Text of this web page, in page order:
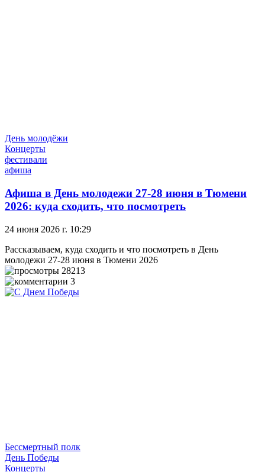
День молодёжи
Концерты
фестивали
афиша
Афиша в День молодежи 27-28 июня в Тюмени
2026: куда сходить, что посмотреть
24 июня 2026 г. 10:29
Рассказываем, куда сходить и что посмотреть в День
молодежи 27-28 июня в Тюмени 2026
28213
3
Бессмертный полк
День Победы
Концерты